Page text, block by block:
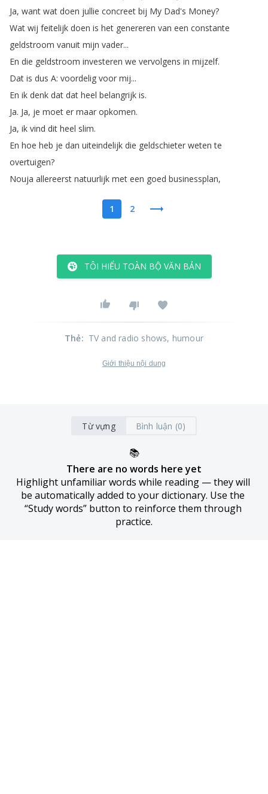
Ja, want wat doen jullie concreet bij My Dad's Money?
Wat wij feitelijk doen is het genereren van een constante
geldstroom vanuit mijn vader...
En die geldstroom investeren we vervolgens in mijzelf.
Dat is dus A: voordelig voor mij...
En ik denk dat dat heel belangrijk is.
Ja. Ja, je moet er maar opkomen.
Ja, ik vind dit heel slim.
En hoe heb je dan uiteindelijk die geldschieter weten te
overtuigen?
Nouja allereerst natuurlijk met een goed businessplan,
1 2
TÔI HIỂU TOÀN BỘ VĂN BẢN
Thẻ: TV and radio shows, humour
Giới thiệu nội dung
Từ vựng Bình luận (0)
📚
There are no words here yet
Highlight unfamiliar words while reading — they will
be automatically added to your dictionary. Use the
“Study words” button to reinforce them through
practice.